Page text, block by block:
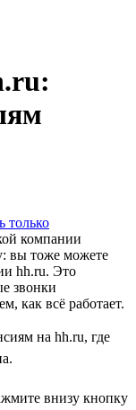
только
компании
вы тоже можете
hh.ru. Это
звонки
как всё работает.
на hh.ru, где
внизу кнопку